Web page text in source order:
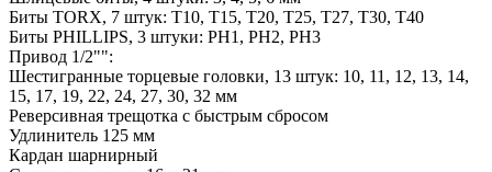
Биты TORX, 7 штук: T10, T15, T20, T25, T27, T30, T40
Биты PHILLIPS, 3 штуки: PH1, PH2, PH3
Привод 1/2"":
Шестигранные торцевые головки, 13 штук: 10, 11, 12, 13, 14,
15, 17, 19, 22, 24, 27, 30, 32 мм
Реверсивная трещотка с быстрым сбросом
Удлинитель 125 мм
Кардан шарнирный